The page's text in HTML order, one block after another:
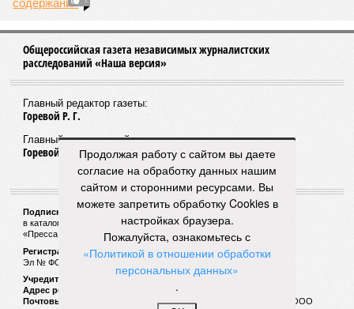
Общероссийская газета независимых журналистских
расследований «Наша версия»
Главный редактор газеты:
Горевой Р. Г.
Главный редактор сайта:
Горевой Р. Г.
Подписной индекс газеты «Наша версия»:
в каталоге «Почта России» —99266
«Пресса России» (зелёный) —41522
Регистрационный номер Роскомнадзора
Эл № ФС77-53847 от 26.04.2013.
Учредитель ООО «Версия»
Адрес редакции:
123100, Россия, Москва, улица 1905 года, 7с1
Почтовый адрес редакции:
123022, Россия, Москва, а/я 29. для ООО
Продолжая работу с сайтом вы даете
согласие на обработку данных нашим
сайтом и сторонними ресурсами. Вы
можете запретить обработку Cookies в
настройках браузера.
Пожалуйста, ознакомьтесь с
«Политикой в отношении обработки
персональных данных»
.